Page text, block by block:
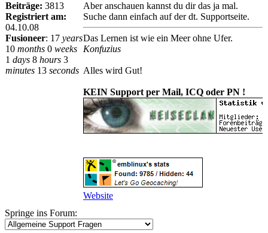
Beiträge: 3813
Registriert am:
04.10.08
Fusioneer: 17 years
10 months 0 weeks
1 days 8 hours 3
minutes 13 seconds
Aber anschauen kannst du dir das ja mal.
Suche dann einfach auf der dt. Supportseite.
Das Lernen ist wie ein Meer ohne Ufer.
Konfuzius
Alles wird Gut!
KEIN Support per Mail, ICQ oder PN !
Website
Springe ins Forum: